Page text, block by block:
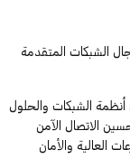
الشبكات المتقدمة
الشبكات والحلول
الاتصال الآمن
العالية والأمان